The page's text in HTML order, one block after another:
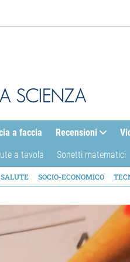
a faccia Recensioni
a tavola Sonetti matematici
SALUTE SOCIO-ECONOMICO